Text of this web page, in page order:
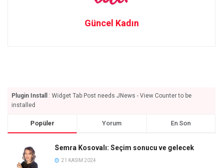
Güncel Kadın
Plugin Install
: Widget Tab Post needs JNews - View Counter to be
installed
Popüler Yorum En Son
Semra Kosovalı: Seçim sonucu ve gelecek
21 KASIM 2024